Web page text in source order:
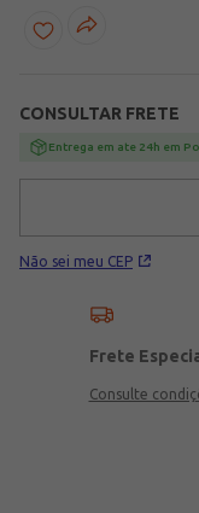
Cativa Produto da
CONSULTAR FRETE
Entrega em ate 24h em
Não sei meu CEP
Frete
Consulte